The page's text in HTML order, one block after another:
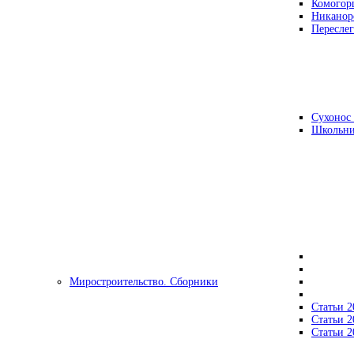
Миростроительство. Сборники
Статьи
Статьи
Статьи